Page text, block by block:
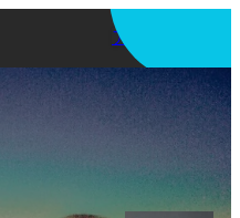
アプリを使う